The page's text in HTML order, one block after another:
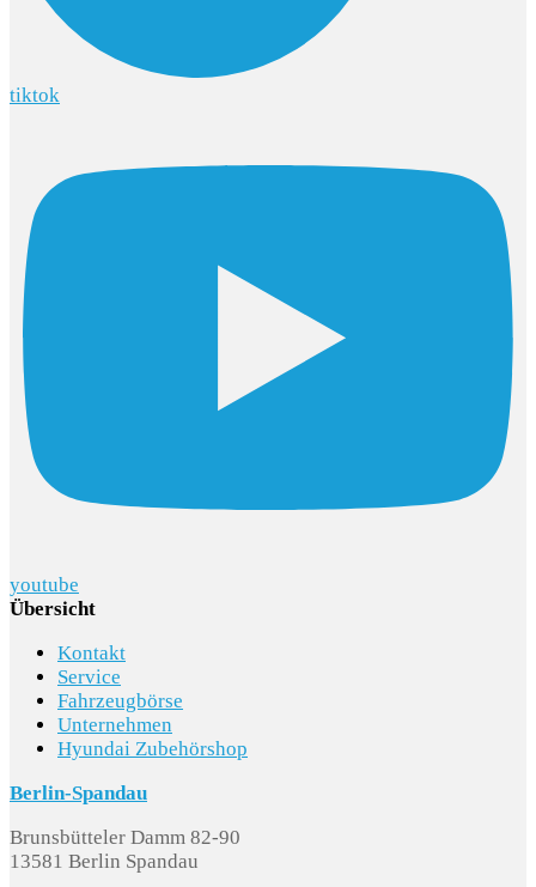
tiktok
youtube
Übersicht
Kontakt
Service
Fahrzeugbörse
Unternehmen
Hyundai Zubehörshop
Berlin-Spandau
Brunsbütteler Damm 82-90
13581 Berlin Spandau